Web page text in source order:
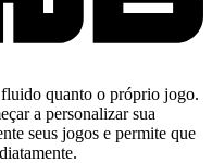
quanto o próprio jogo.
a personalizar sua
seus jogos e permite que